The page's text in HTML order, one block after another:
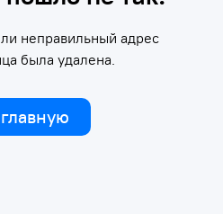
неправильный адрес
была удалена.